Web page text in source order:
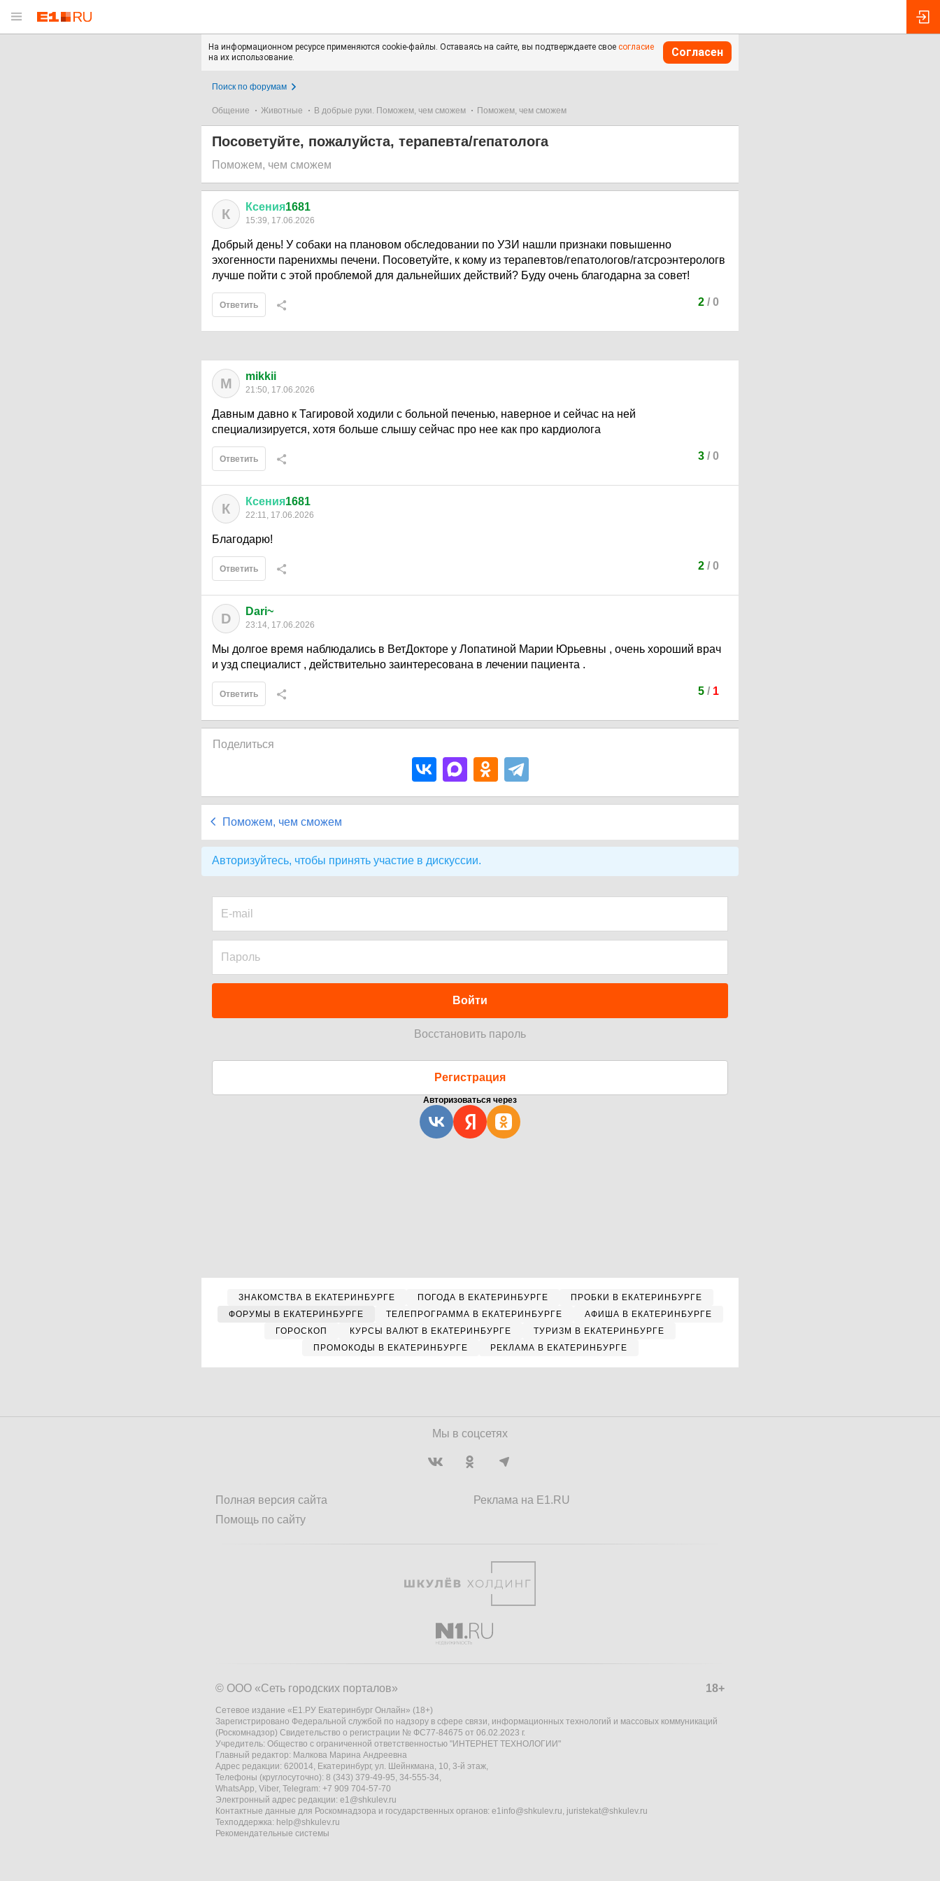
На информационном ресурсе применяются cookie-файлы. Оставаясь на сайте, вы подтверждаете свое согласие
на их использование.
Согласен
Поиск по форумам
Общение Животные В добрые руки. Поможем, чем сможем Поможем, чем сможем
Посоветуйте, пожалуйста, терапевта/гепатолога
Поможем, чем сможем
К Ксения1681
15:39, 17.06.2026
Добрый день! У собаки на плановом обследовании по УЗИ нашли признаки повышенно
эхогенности паренихмы печени. Посоветуйте, к кому из терапевтов/гепатологов/гатсроэнтерологв
лучше пойти с этой проблемой для дальнейших действий? Буду очень благодарна за совет!
2/ 0
Ответить
M mikkii
21:50, 17.06.2026
Давным давно к Тагировой ходили с больной печенью, наверное и сейчас на ней
специализируется, хотя больше слышу сейчас про нее как про кардиолога
3/ 0
Ответить
К Ксения1681
22:11, 17.06.2026
Благодарю!
2/ 0
Ответить
D Dari~
23:14, 17.06.2026
Мы долгое время наблюдались в ВетДокторе у Лопатиной Марии Юрьевны , очень хороший врач
и узд специалист , действительно заинтересована в лечении пациента .
5/ 1
Ответить
Поделиться
Поможем, чем сможем
Авторизуйтесь, чтобы принять участие в дискуссии.
Войти
Восстановить пароль
Регистрация
Авторизоваться через
ЗНАКОМСТВА В ЕКАТЕРИНБУРГЕ ПОГОДА В ЕКАТЕРИНБУРГЕ
ПРОБКИ В ЕКАТЕРИНБУРГЕ
ФОРУМЫ В ЕКАТЕРИНБУРГЕ
ТЕЛЕПРОГРАММА В ЕКАТЕРИНБУРГЕ
АФИША В ЕКАТЕРИНБУРГЕ
ГОРОСКОП
КУРСЫ ВАЛЮТ В ЕКАТЕРИНБУРГЕ
ТУРИЗМ В ЕКАТЕРИНБУРГЕ
ПРОМОКОДЫ В ЕКАТЕРИНБУРГЕ
РЕКЛАМА В ЕКАТЕРИНБУРГЕ
Мы в соцсетях
Полная версия сайта
Помощь по сайту
Реклама на E1.RU
18+
© ООО «Сеть городских порталов»
Сетевое издание «Е1.РУ Екатеринбург Онлайн» (18+)
Зарегистрировано Федеральной службой по надзору в сфере связи, информационных технологий и массовых коммуникаций
(Роскомнадзор) Свидетельство о регистрации № ФС77-84675 от 06.02.2023 г.
Учредитель: Общество с ограниченной ответственностью "ИНТЕРНЕТ ТЕХНОЛОГИИ"
Главный редактор: Малкова Марина Андреевна
Адрес редакции: 620014, Екатеринбург, ул. Шейнкмана, 10, 3-й этаж,
Телефоны (круглосуточно): 8 (343) 379-49-95, 34-555-34,
WhatsApp, Viber, Telegram: +7 909 704-57-70
Электронный адрес редакции: e1@shkulev.ru
Контактные данные для Роскомнадзора и государственных органов: e1info@shkulev.ru, juristekat@shkulev.ru
Техподдержка: help@shkulev.ru
Рекомендательные системы